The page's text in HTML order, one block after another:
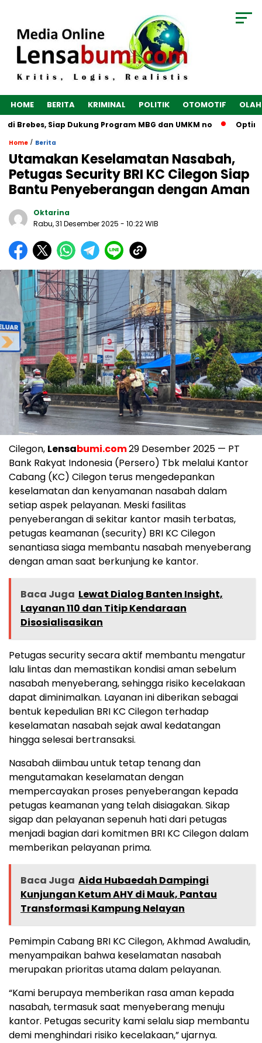
HOME BERITA KRIMINAL POLITIK OTOMOTIF
Siap Dukung Program MBG dan UMKM no
Home / Berita
Utamakan Keselamatan Nasabah,
Petugas Security BRI KC Cilegon Siap
Bantu Penyeberangan dengan Aman
Oktarina
Rabu, 31 Desember 2025 - 10:22 WIB
Cilegon, Lensabumi.com29 Desember 2025 — PT
Bank Rakyat Indonesia (Persero) Tbk melalui Kantor
Cabang (KC) Cilegon terus mengedepankan
keselamatan dan kenyamanan nasabah dalam
setiap aspek pelayanan. Meski fasilitas
penyeberangan di sekitar kantor masih terbatas,
petugas keamanan (security) BRI KC Cilegon
senantiasa siaga membantu nasabah menyeberang
dengan aman saat berkunjung ke kantor.
Baca Juga Lewat Dialog Banten Insight,
Layanan 110 dan Titip Kendaraan
Disosialisasikan
Petugas security secara aktif membantu mengatur
lalu lintas dan memastikan kondisi aman sebelum
nasabah menyeberang, sehingga risiko kecelakaan
dapat diminimalkan. Layanan ini diberikan sebagai
bentuk kepedulian BRI KC Cilegon terhadap
keselamatan nasabah sejak awal kedatangan
hingga selesai bertransaksi.
Nasabah diimbau untuk tetap tenang dan
mengutamakan keselamatan dengan
mempercayakan proses penyeberangan kepada
petugas keamanan yang telah disiagakan. Sikap
sigap dan pelayanan sepenuh hati dari petugas
menjadi bagian dari komitmen BRI KC Cilegon dalam
memberikan pelayanan prima.
Baca Juga Aida Hubaedah Dampingi
Kunjungan Ketum AHY di Mauk, Pantau
Transformasi Kampung Nelayan
Pemimpin Cabang BRI KC Cilegon, Akhmad Awaludin,
menyampaikan bahwa keselamatan nasabah
merupakan prioritas utama dalam pelayanan.
“Kami berupaya memberikan rasa aman kepada
nasabah, termasuk saat menyeberang menuju
kantor. Petugas security kami selalu siap membantu
demi menghindari risiko kecelakaan,” ujarnya.